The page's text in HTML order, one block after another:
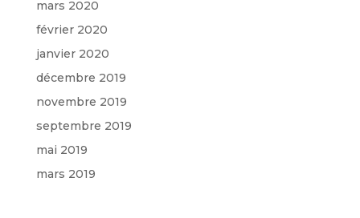
mars 2020
février 2020
janvier 2020
décembre 2019
novembre 2019
septembre 2019
mai 2019
mars 2019